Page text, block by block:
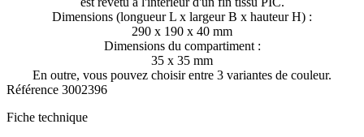
Dimensions (longueur L x largeur B x hauteur H) :
290 x 190 x 40 mm
Dimensions du compartiment :
35 x 35 mm
En outre, vous pouvez choisir entre 3 variantes de couleur.
Référence 3002396
Fiche technique